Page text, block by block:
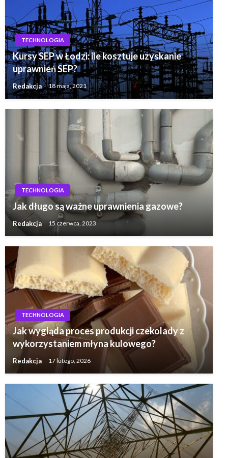
TECHNOLOGIA
Kursy SEP w Łodzi: ile kosztuje uzyskanie
uprawnień SEP?
Redakcja 18 maja, 2021
TECHNOLOGIA
Jak długo są ważne uprawnienia gazowe?
Redakcja 15 czerwca, 2023
TECHNOLOGIA
Jak wygląda proces produkcji czekolady z
wykorzystaniem młyna kulowego?
Redakcja 17 lutego, 2026